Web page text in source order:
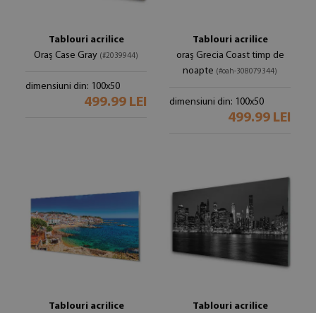
Tablouri acrilice
Oraș Case Gray (#2039944)
dimensiuni din: 100x50
499.99 LEI
Tablouri acrilice
oraș Grecia Coast timp de
noapte (#oah-308079344)
dimensiuni din: 100x50
499.99 LEI
Tablouri acrilice
Tablouri acrilice